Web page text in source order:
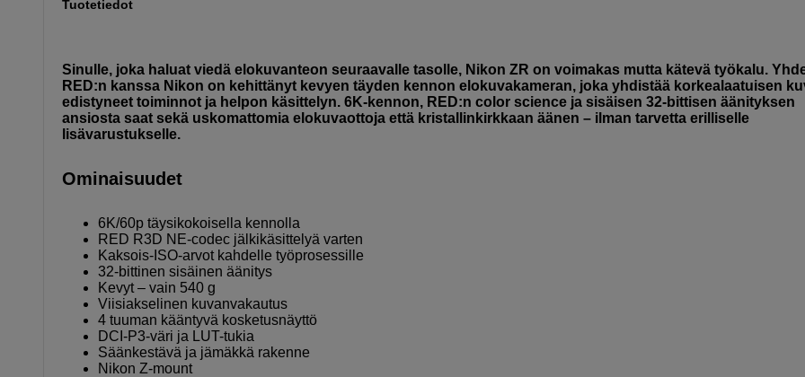
Tuotetiedot
Sinulle, joka haluat viedä elokuvanteon seuraavalle tasolle, Nikon ZR on voimakas mutta kätevä työkalu.
RED:n kanssa Nikon on kehittänyt kevyen täyden kennon elokuvakameran, joka yhdistää korkealaatuisen
edistyneet toiminnot ja helpon käsittelyn. 6K-kennon, RED:n color science ja sisäisen 32-bittisen äänityksen
ansiosta saat sekä uskomattomia elokuvaottoja että kristallinkirkkaan äänen – ilman tarvetta erilliselle
lisävarustukselle.
Ominaisuudet
6K/60p täysikokoisella kennolla
RED R3D NE-codec jälkikäsittelyä varten
Kaksois-ISO-arvot kahdelle työprosessille
32-bittinen sisäinen äänitys
Kevyt – vain 540 g
Viisiakselinen kuvanvakautus
4 tuuman kääntyvä kosketusnäyttö
DCI-P3-väri ja LUT-tukia
Säänkestävä ja jämäkkä rakenne
Nikon Z-mount